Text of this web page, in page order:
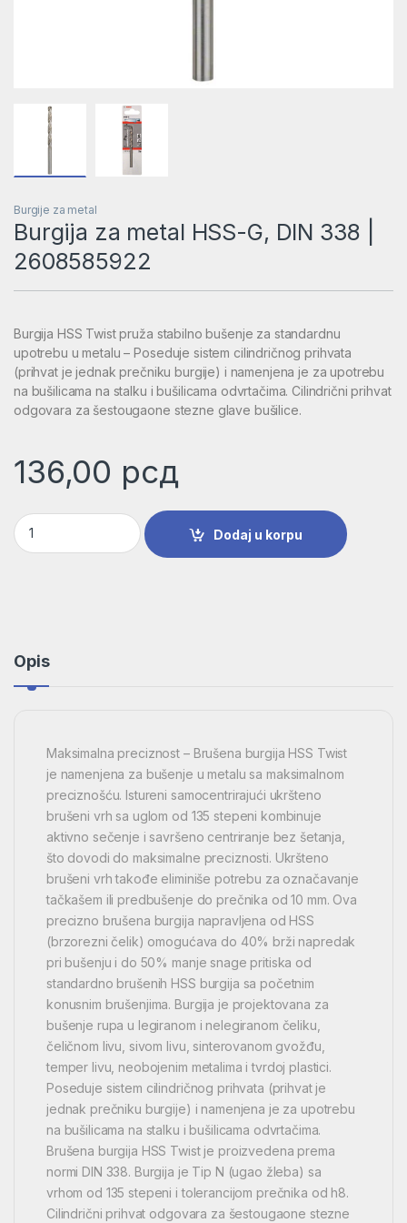
Burgije za metal
Burgija za metal HSS-G, DIN 338 |
2608585922
Burgija HSS Twist pruža stabilno bušenje za standardnu
upotrebu u metalu – Poseduje sistem cilindričnog prihvata
(prihvat je jednak prečniku burgije) i namenjena je za upotrebu
na bušilicama na stalku i bušilicama odvrtačima. Cilindrični prihvat
odgovara za šestougaone stezne glave bušilice.
136,00 рсд
Burgija za metal HSS-G, DIN 338 | 2608585922 količina
Dodaj u korpu
Opis
Maksimalna preciznost – Brušena burgija HSS Twist
je namenjena za bušenje u metalu sa maksimalnom
preciznošću. Istureni samocentrirajući ukršteno
brušeni vrh sa uglom od 135 stepeni kombinuje
aktivno sečenje i savršeno centriranje bez šetanja,
što dovodi do maksimalne preciznosti. Ukršteno
brušeni vrh takođe eliminiše potrebu za označavanje
tačkašem ili predbušenje do prečnika od 10 mm. Ova
precizno brušena burgija napravljena od HSS
(brzorezni čelik) omogućava do 40% brži napredak
pri bušenju i do 50% manje snage pritiska od
standardno brušenih HSS burgija sa početnim
konusnim brušenjima. Burgija je projektovana za
bušenje rupa u legiranom i nelegiranom čeliku,
čeličnom livu, sivom livu, sinterovanom gvožđu,
temper livu, neobojenim metalima i tvrdoj plastici.
Poseduje sistem cilindričnog prihvata (prihvat je
jednak prečniku burgije) i namenjena je za upotrebu
na bušilicama na stalku i bušilicama odvrtačima.
Brušena burgija HSS Twist je proizvedena prema
normi DIN 338. Burgija je Tip N (ugao žleba) sa
vrhom od 135 stepeni i tolerancijom prečnika od h8.
Cilindrični prihvat odgovara za šestougaone stezne